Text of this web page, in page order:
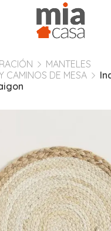
MANTELES
CAMINOS DE MESA